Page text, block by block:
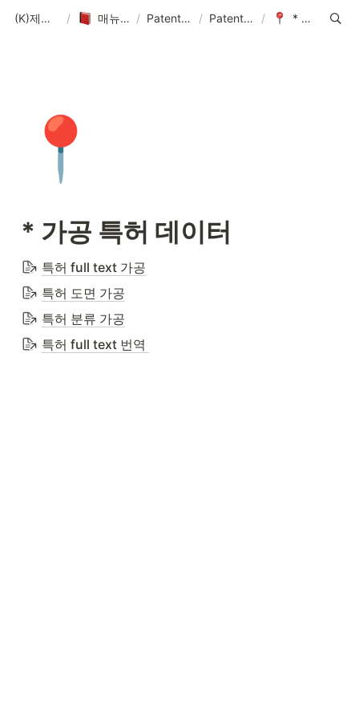
(K)제품 매뉴얼-솔루션-데이터-콘텐츠 / 매뉴얼-데이터-콘텐츠 제작 기획 / PatentPia 매뉴얼 홈 : 제품 기능, 활용 및 데이터 / PatentPia 데이터/DB/AI 소개 / * 가공 특허 데이터
📍
* 가공 특허 데이터
특허 full text 가공
특허 도면 가공
특허 분류 가공
특허 full text 번역